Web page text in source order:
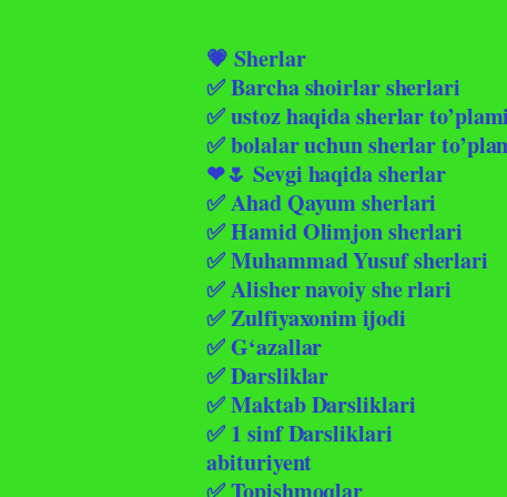
💗 Sherlar
✅ Barcha shoirlar sherlari
✅ ustoz haqida sherlar
✅ bolalar uchun sherlar
❤🌷 Sevgi haqida sherlar
✅ Ahad Qayum sherlari
✅ Hamid Olimjon sherlari
✅ Muhammad Yusuf sherlari
✅ Alisher navoiy she rlari
✅ Zulfiyaxonim ijodi
✅ G‘azallar
✅ Darsliklar
✅ Maktab Darsliklari
✅ 1 sinf Darsliklari
abituriyent